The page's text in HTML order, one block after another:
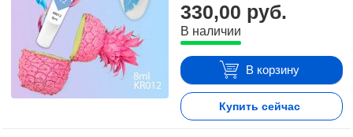
330,00 руб.
В наличии
В корзину
Купить сейчас